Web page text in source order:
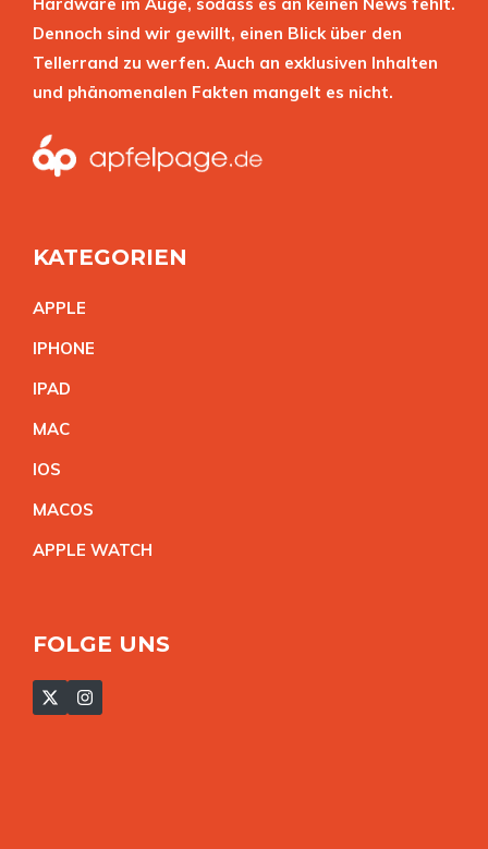
Dennoch sind wir gewillt, einen Blick über den
Tellerrand zu werfen. Auch an exklusiven Inhalten
und phänomenalen Fakten mangelt es nicht.
KATEGORIEN
APPLE
IPHONE
IPAD
MAC
IOS
MACOS
APPLE WATCH
FOLGE UNS